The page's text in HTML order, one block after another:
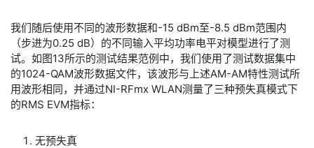
​我们随后使用不同的波形数据和-15 dBm至-8.5 dBm范围内
（步进为0.25 dB）的不同输入平均功率电平对模型进行了测
试。如图13所示的测试结果范例中，我们使用了测试数据集中
的1024-QAM波形数据文件，该波形与上述AM-AM特性测试所
用波形相同，并通过NI-RFmx WLAN测量了三种预失真模式下
的RMS EVM指标：
无预失真